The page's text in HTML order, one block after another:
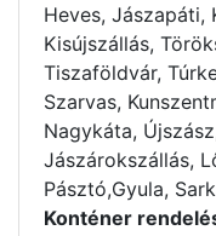
Heves, Jászapáti,
Kisújszállás,
Tiszaföldvár,
Szarvas,
Nagykáta,
Jászárokszállás,
Pásztó,Gyula,
Konténer